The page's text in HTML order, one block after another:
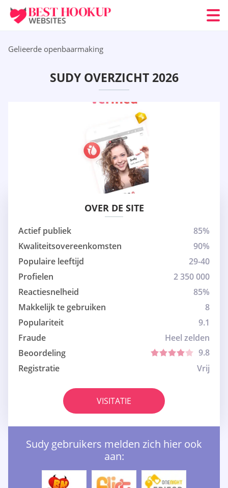
Gelieerde openbaarmaking
SUDY OVERZICHT 2026
OVER DE SITE
Actief publiek
85%
Kwaliteitsovereenkomsten
90%
Populaire leeftijd
29-40
Profielen
2 350 000
Reactiesnelheid
85%
Makkelijk te gebruiken
8
Populariteit
9.1
Fraude
Heel zelden
Beoordeling
9.8
Registratie
Vrij
VISITATIE
Sudy gebruikers melden zich hier ook
aan: